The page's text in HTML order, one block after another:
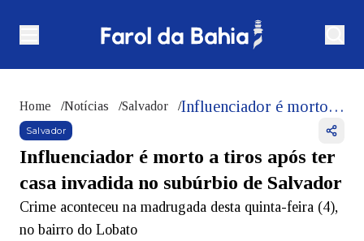
Home /Notícias /Salvador / Influenciador é morto a tiros após ter casa invadida no subúrbio de Salvador
Salvador
Influenciador é morto a tiros após ter
casa invadida no subúrbio de Salvador
Crime aconteceu na madrugada desta quinta-feira (4),
no bairro do Lobato